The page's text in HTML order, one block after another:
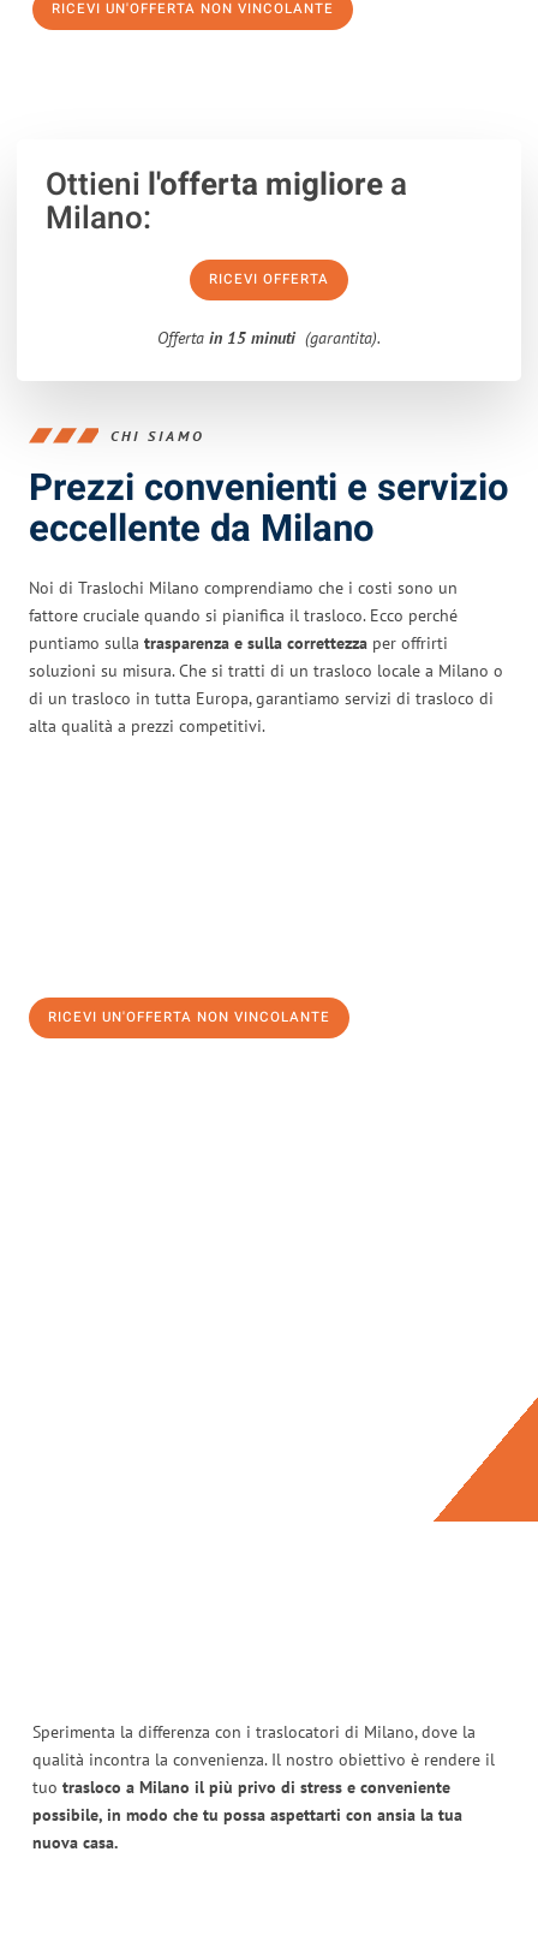
RICEVI UN'OFFERTA NON VINCOLANTE
Ottieni l'offerta migliorea
Milano:
RICEVI OFFERTA
Offerta in 15 minuti (garantita).
CHI SIAMO
Prezzi convenienti e servizio
eccellente da Milano
Noi di Traslochi Milano comprendiamo che i costi sono un
fattore cruciale quando si pianifica il trasloco. Ecco perché
puntiamo sulla trasparenza e sulla correttezza per offrirti
soluzioni su misura. Che si tratti di un trasloco locale a Milano o
di un trasloco in tutta Europa, garantiamo servizi di trasloco di
alta qualità a prezzi competitivi.
RICEVI UN'OFFERTA NON VINCOLANTE
Sperimenta la differenza con i traslocatori di Milano, dove la
qualità incontra la convenienza. Il nostro obiettivo è rendere il
tuo trasloco a Milano il più privo di stress e conveniente
possibile, in modo che tu possa aspettarti con ansia la tua
nuova casa.